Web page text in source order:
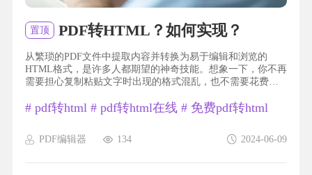
置顶 PDF转HTML？如何实现？
从繁琐的PDF文件中提取内容并转换为易于编辑和浏览的
HTML格式，是许多人都期望的神奇技能。想象一下，你不再
需要担心复制粘贴文字时出现的格式混乱，也不需要花费大
轻松地在网页上阅读、编辑和分享你的文件。无论是学术论
一新吧！pdf转html福昕PDF编辑器产品可以帮助用户将PDF
PDF编辑器 2024-06-09
134
# pdf转html # pdf转html在线# 免费pdf转html